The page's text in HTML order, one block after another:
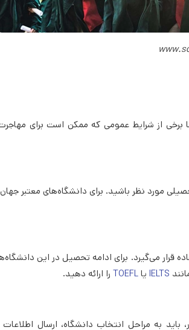
از شرایط عمومی که ممکن است برای
مورد نظر باشید. برای دانشگاه‌های معتبر
قرار می‌گیرد. برای ادامه تحصیل در این
IELTS یا TOEFL را ارائه دهید.
به مراحل انتخاب دانشگاه، ارسال